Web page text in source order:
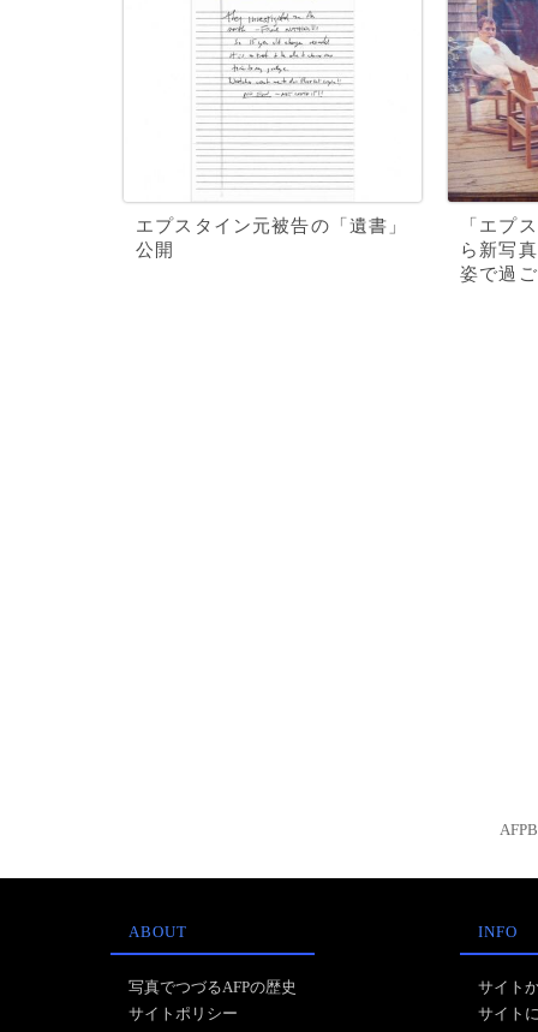
エプスタイン元被告の「遺書」
公開
「エプ
ら新写
姿で過
ABOUT
写真でつづるAFPの歴史
サイトポリシー
INFO
サイト
サイト